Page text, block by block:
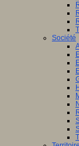
Société